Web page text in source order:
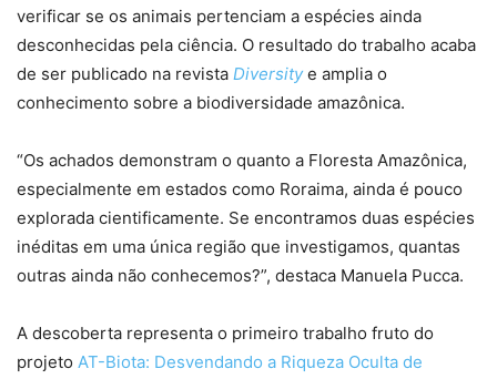
verificar se os animais pertenciam a espécies ainda
desconhecidas pela ciência. O resultado do trabalho acaba
de ser publicado na revista Diversitye amplia o
conhecimento sobre a biodiversidade amazônica.
“Os achados demonstram o quanto a Floresta Amazônica,
especialmente em estados como Roraima, ainda é pouco
explorada cientificamente. Se encontramos duas espécies
inéditas em uma única região que investigamos, quantas
outras ainda não conhecemos?”, destaca Manuela Pucca.
A descoberta representa o primeiro trabalho fruto do
projeto AT-Biota: Desvendando a Riqueza Oculta de